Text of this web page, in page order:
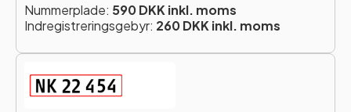
Nummerplade: 590 DKK inkl. moms
Indregistreringsgebyr: 260 DKK inkl. moms